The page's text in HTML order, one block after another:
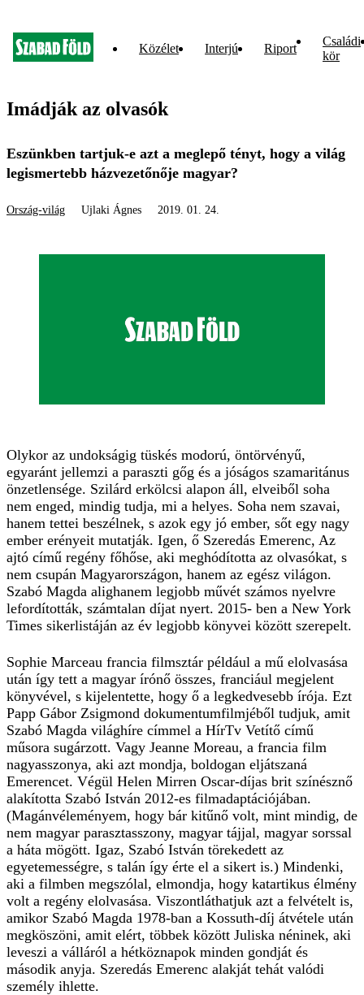
Közélet Interjú Riport
Családi
kör
Imádják az olvasók
Eszünkben tartjuk-e azt a meglepő tényt, hogy a világ
legismertebb házvezetőnője magyar?
Ország-világ Ujlaki Ágnes 2019. 01. 24.
Olykor az undokságig tüskés modorú, öntörvényű,
egyaránt jellemzi a paraszti gőg és a jóságos szamaritánus
önzetlensége. Szilárd erkölcsi alapon áll, elveiből soha
nem enged, mindig tudja, mi a helyes. Soha nem szavai,
hanem tettei beszélnek, s azok egy jó ember, sőt egy nagy
ember erényeit mutatják. Igen, ő Szeredás Emerenc, Az
ajtó című regény főhőse, aki meghódította az olvasókat, s
nem csupán Magyarországon, hanem az egész világon.
Szabó Magda alighanem legjobb művét számos nyelvre
lefordították, számtalan díjat nyert. 2015- ben a New York
Times sikerlistáján az év legjobb könyvei között szerepelt.
Sophie Marceau francia filmsztár például a mű elolvasása
után így tett a magyar írónő összes, franciául megjelent
könyvével, s kijelentette, hogy ő a legkedvesebb írója. Ezt
Papp Gábor Zsigmond dokumentumfilmjéből tudjuk, amit
Szabó Magda világhíre címmel a HírTv Vetítő című
műsora sugárzott. Vagy Jeanne Moreau, a francia film
nagyasszonya, aki azt mondja, boldogan eljátszaná
Emerencet. Végül Helen Mirren Oscar-díjas brit színésznő
alakította Szabó István 2012-es filmadaptációjában.
(Magánvéleményem, hogy bár kitűnő volt, mint mindig, de
nem magyar parasztasszony, magyar tájjal, magyar sorssal
a háta mögött. Igaz, Szabó István törekedett az
egyetemességre, s talán így érte el a sikert is.) Mindenki,
aki a filmben megszólal, elmondja, hogy katartikus élmény
volt a regény elolvasása. Viszontláthatjuk azt a felvételt is,
amikor Szabó Magda 1978-ban a Kossuth-díj átvétele után
megköszöni, amit elért, többek között Juliska néninek, aki
leveszi a válláról a hétköznapok minden gondját és
második anyja. Szeredás Emerenc alakját tehát valódi
személy ihlette.